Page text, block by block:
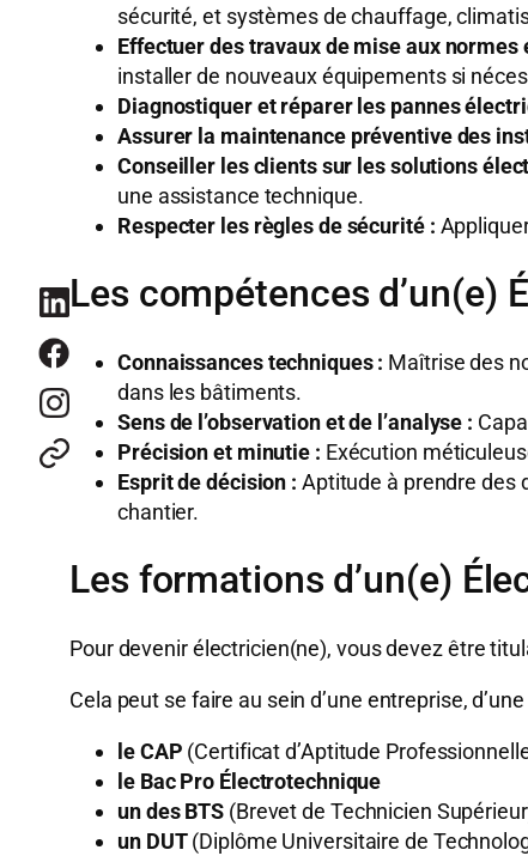
sécurité, et systèmes de chauffage,
Effectuer des travaux de mise aux normes
installer de nouveaux équipements si
Diagnostiquer et réparer les pannes
Assurer la maintenance préventive des
Conseiller les clients sur les solutions
une assistance technique.
Respecter les règles de sécurité :
Les compétences d’un(e)
Connaissances techniques : Maîtrise des
dans les bâtiments.
Sens de l’observation et de l’analyse :
Précision et minutie : Exécution
Esprit de décision : Aptitude à prendre des
chantier.
Les formations d’un(e)
Pour devenir électricien(ne), vous devez être
Cela peut se faire au sein d’une entreprise,
le CAP (Certificat d’Aptitude
le Bac Pro Électrotechnique
un des BTS (Brevet de Technicien
un DUT(Diplôme Universitaire de